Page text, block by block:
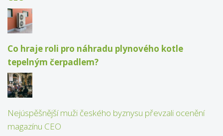
Co hraje roli pro náhradu plynového kotle
tepelným čerpadlem?
Nejúspěšnější muži českého byznysu převzali ocenění
magazínu CEO